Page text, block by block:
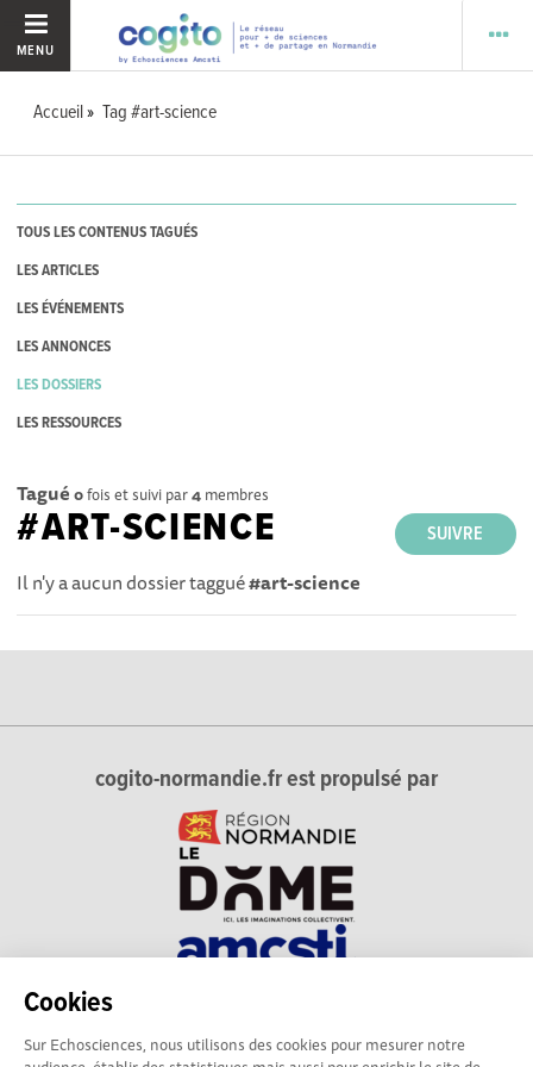
Cookies
Sur Echosciences, nous utilisons des cookies pour mesurer notre
MENU
Accueil Tag #art-science
TOUS LES CONTENUS TAGUÉS
LES ARTICLES
LES ÉVÉNEMENTS
LES ANNONCES
LES DOSSIERS
LES RESSOURCES
Tagué 0fois et suivi par4 membres
SUIVRE
#ART-SCIENCE
Il n'y a aucun dossier taggué#art-science
cogito-normandie.fr est propulsé par
technique et du dialogue science-société en Normandie.